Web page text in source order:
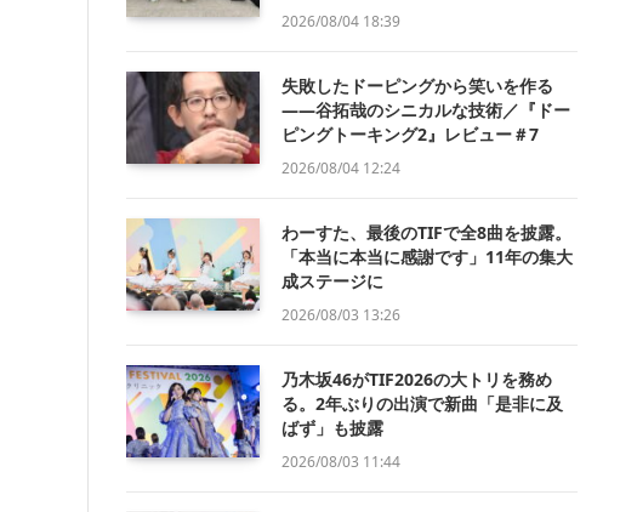
2026/08/04 18:39
失敗したドーピングから笑いを作る
——谷拓哉のシニカルな技術／『ドー
ピングトーキング2』レビュー＃7
2026/08/04 12:24
わーすた、最後のTIFで全8曲を披露。
「本当に本当に感謝です」11年の集大
成ステージに
2026/08/03 13:26
乃木坂46がTIF2026の大トリを務め
る。2年ぶりの出演で新曲「是非に及
ばず」も披露
2026/08/03 11:44